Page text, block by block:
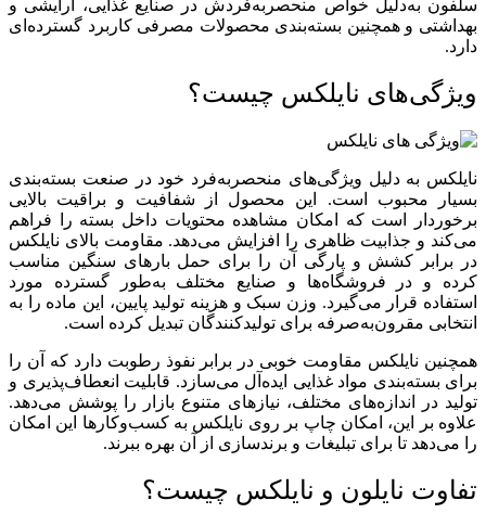
سلفون به‌دلیل خواص منحصربه‌فردش در صنایع غذایی، آرایشی و
بهداشتی و همچنین بسته‌بندی محصولات مصرفی کاربرد گسترده‌ای
دارد.
ویژگی‌های نایلکس چیست؟
نایلکس به دلیل ویژگی‌های منحصربه‌فرد خود در صنعت بسته‌بندی
بسیار محبوب است. این محصول از شفافیت و براقیت بالایی
برخوردار است که امکان مشاهده محتویات داخل بسته را فراهم
می‌کند و جذابیت ظاهری را افزایش می‌دهد. مقاومت بالای نایلکس
در برابر کشش و پارگی آن را برای حمل بارهای سنگین مناسب
کرده و در فروشگاه‌ها و صنایع مختلف به‌طور گسترده مورد
استفاده قرار می‌گیرد. وزن سبک و هزینه تولید پایین، این ماده را به
انتخابی مقرون‌به‌صرفه برای تولیدکنندگان تبدیل کرده است.
همچنین نایلکس مقاومت خوبی در برابر نفوذ رطوبت دارد که آن را
برای بسته‌بندی مواد غذایی ایده‌آل می‌سازد. قابلیت انعطاف‌پذیری و
تولید در اندازه‌های مختلف، نیازهای متنوع بازار را پوشش می‌دهد.
علاوه بر این، امکان چاپ بر روی نایلکس به کسب‌وکارها این امکان
را می‌دهد تا برای تبلیغات و برندسازی از آن بهره ببرند.
تفاوت نایلون و نایلکس چیست؟